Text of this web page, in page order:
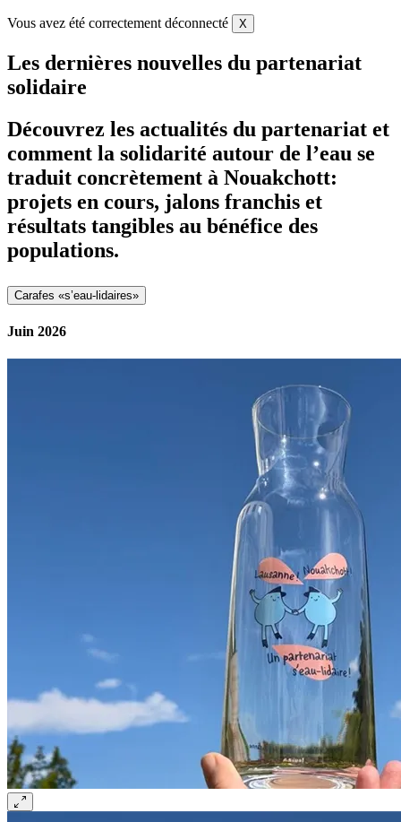
Vous avez été correctement déconnecté X
Les dernières nouvelles du partenariat
solidaire
Découvrez les actualités du partenariat et
comment la solidarité autour de l’eau se
traduit concrètement à Nouakchott:
projets en cours, jalons franchis et
résultats tangibles au bénéfice des
populations.
Carafes «s’eau-lidaires»
Juin 2026